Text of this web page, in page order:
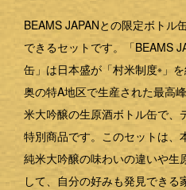
BEAMS JAPANとの限定ボトル
できるセットです。「BEAMS
缶」は日本盛が「村米制度※ 」
奥の特A地区で生産された最高
米大吟醸の生原酒ボトル缶で、
特別商品です。このセットは、
純米大吟醸の味わいの違いや生
して、自分の好みも発見でき